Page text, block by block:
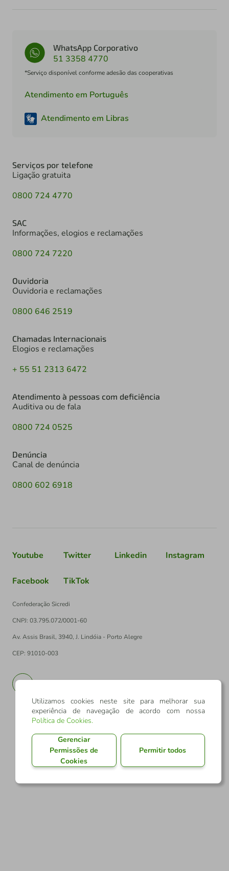
WhatsApp Corporativo
51 3358 4770
*Serviço disponível conforme adesão das cooperativas
Atendimento em Português
Atendimento em Libras
Serviços por telefone
Ligação gratuita
0800 724 4770
SAC
Informações, elogios e reclamações
0800 724 7220
Ouvidoria
Ouvidoria e reclamações
0800 646 2519
Chamadas Internacionais
Elogios e reclamações
+ 55 51 2313 6472
Atendimento à pessoas com deficiência
Auditiva ou de fala
0800 724 0525
Denúncia
Canal de denúncia
0800 602 6918
Youtube Twitter Linkedin Instagram
Facebook TikTok
Confederação Sicredi
CNPJ: 03.795.072/0001-60
Av. Assis Brasil, 3940, J. Lindóia - Porto Alegre
CEP: 91010-003
Utilizamos cookies neste site para melhorar sua
experiência de navegação de acordo com nossa
Política de Cookies.
Gerenciar
Permissões de
Cookies
Permitir todos